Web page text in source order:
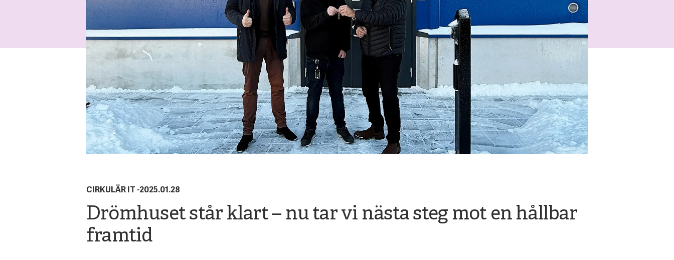
CIRKULÄR IT -2025.01.28
Drömhuset står klart – nu tar vi nästa steg mot en hållbar
framtid